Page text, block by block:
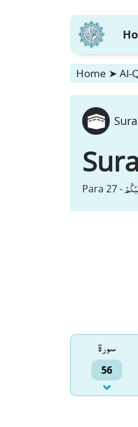
Home ➤ Al-
Para 27 -
سورۃ
56